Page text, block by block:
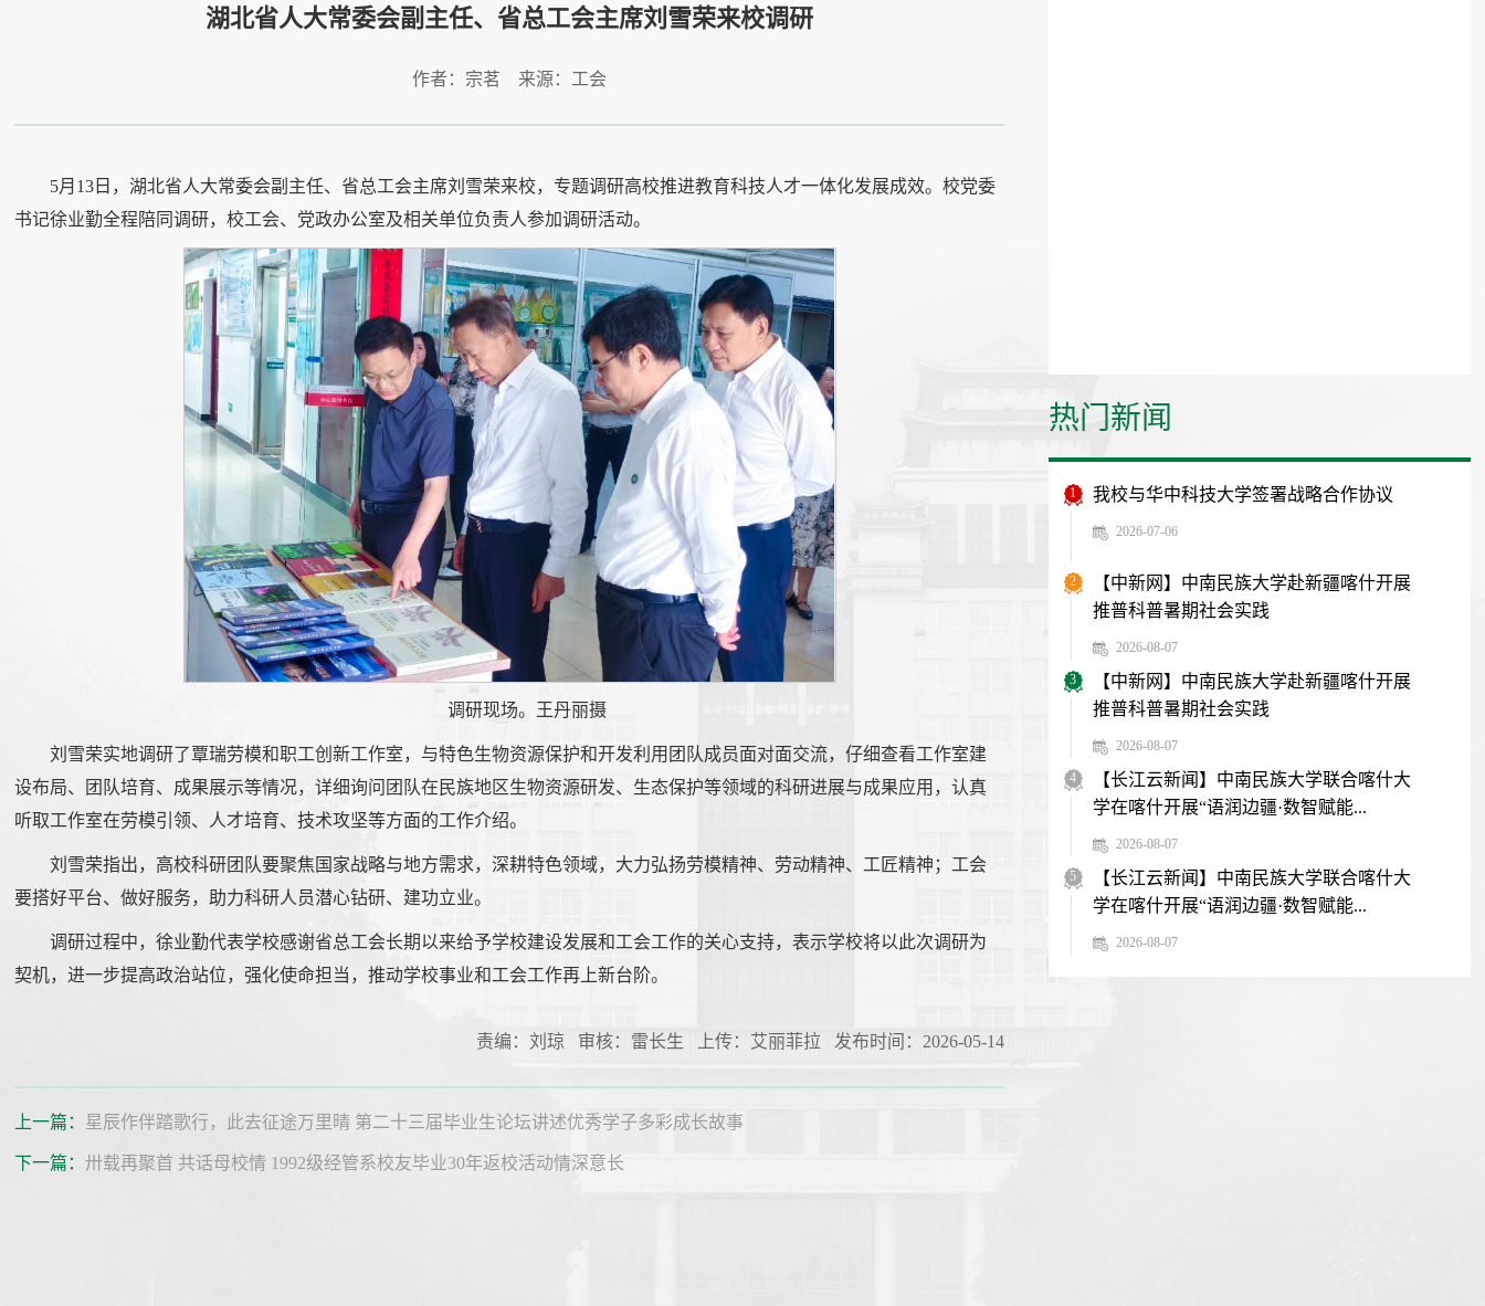
湖北省人大常委会副主任、省总工会主席刘雪荣来校调研
作者：宗茗 来源：工会
5月13日，湖北省人大常委会副主任、省总工会主席刘雪荣来校，专题调研高校推进教育科技人才一体化发展成效。校党委
书记徐业勤全程陪同调研，校工会、党政办公室及相关单位负责人参加调研活动。
调研现场。王丹丽摄
刘雪荣实地调研了覃瑞劳模和职工创新工作室，与特色生物资源保护和开发利用团队成员面对面交流，仔细查看工作室建
设布局、团队培育、成果展示等情况，详细询问团队在民族地区生物资源研发、生态保护等领域的科研进展与成果应用，认真
听取工作室在劳模引领、人才培育、技术攻坚等方面的工作介绍。
刘雪荣指出，高校科研团队要聚焦国家战略与地方需求，深耕特色领域，大力弘扬劳模精神、劳动精神、工匠精神；工会
要搭好平台、做好服务，助力科研人员潜心钻研、建功立业。
调研过程中，徐业勤代表学校感谢省总工会长期以来给予学校建设发展和工会工作的关心支持，表示学校将以此次调研为
契机，进一步提高政治站位，强化使命担当，推动学校事业和工会工作再上新台阶。
责编：刘琼 审核：雷长生 上传：艾丽菲拉 发布时间：2026-05-14
上一篇： 星辰作伴踏歌行，此去征途万里晴 第二十三届毕业生论坛讲述优秀学子多彩成长故事
下一篇：卅载再聚首 共话母校情 1992级经管系校友毕业30年返校活动情深意长
热门新闻
1 我校与华中科技大学签署战略合作协议
2026-07-06
2
【中新网】中南民族大学赴新疆喀什开展
推普科普暑期社会实践
2026-08-07
3
【中新网】中南民族大学赴新疆喀什开展
推普科普暑期社会实践
2026-08-07
4
【长江云新闻】中南民族大学联合喀什大
学在喀什开展“语润边疆·数智赋能...
2026-08-07
5
【长江云新闻】中南民族大学联合喀什大
学在喀什开展“语润边疆·数智赋能...
2026-08-07